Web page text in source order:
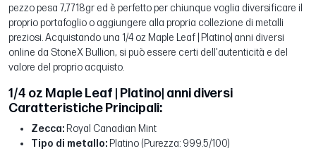
pezzo pesa 7,7718gr ed è perfetto per chiunque voglia diversificare il
proprio portafoglio o aggiungere alla propria collezione di metalli
preziosi. Acquistando una 1/4 oz Maple Leaf | Platino| anni diversi
online da StoneX Bullion, si può essere certi dell'autenticità e del
valore del proprio acquisto.
1/4 oz Maple Leaf | Platino| anni diversi
Caratteristiche Principali:
Zecca: Royal Canadian Mint
Tipo di metallo: Platino (Purezza: 999.5/100)